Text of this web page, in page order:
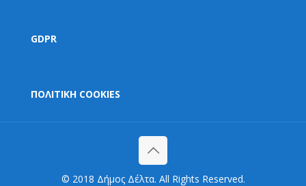
GDPR
ΠΟΛΙΤΙΚΗ COOKIES
© 2018 Δήμος Δέλτα. All Rights Reserved.